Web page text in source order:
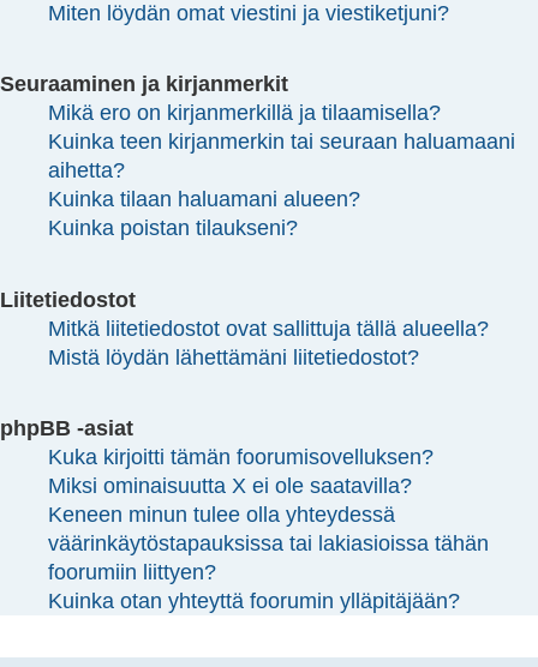
Miten löydän omat viestini ja viestiketjuni?
Seuraaminen ja kirjanmerkit
Mikä ero on kirjanmerkillä ja tilaamisella?
Kuinka teen kirjanmerkin tai seuraan haluamaani
aihetta?
Kuinka tilaan haluamani alueen?
Kuinka poistan tilaukseni?
Liitetiedostot
Mitkä liitetiedostot ovat sallittuja tällä alueella?
Mistä löydän lähettämäni liitetiedostot?
phpBB -asiat
Kuka kirjoitti tämän foorumisovelluksen?
Miksi ominaisuutta X ei ole saatavilla?
Keneen minun tulee olla yhteydessä
väärinkäytöstapauksissa tai lakiasioissa tähän
foorumiin liittyen?
Kuinka otan yhteyttä foorumin ylläpitäjään?